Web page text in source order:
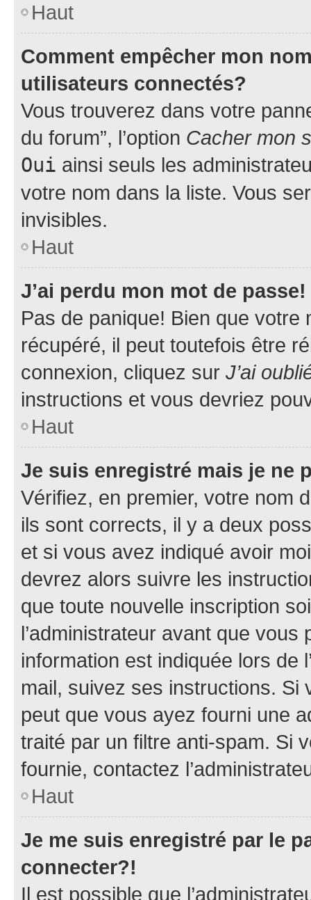
Haut
Comment empêcher mon
utilisateurs connectés?
Vous trouverez dans votre
du forum”, l’option Cacher mon
Oui ainsi seuls les
votre nom dans la liste. Vous
invisibles.
Haut
J’ai perdu mon mot de passe!
Pas de panique! Bien que
récupéré, il peut toutefois être
connexion, cliquez sur J’ai
instructions et vous devriez
Haut
Je suis enregistré mais je ne
Vérifiez, en premier, votre nom
ils sont corrects, il y a deux
et si vous avez indiqué avoir
devrez alors suivre les
que toute nouvelle inscription
l’administrateur avant que
information est indiquée lors de
mail, suivez ses instructions. Si
peut que vous ayez fourni une
traité par un filtre anti-spam. Si
fournie, contactez
Haut
Je me suis enregistré par le
connecter?!
Il est possible que